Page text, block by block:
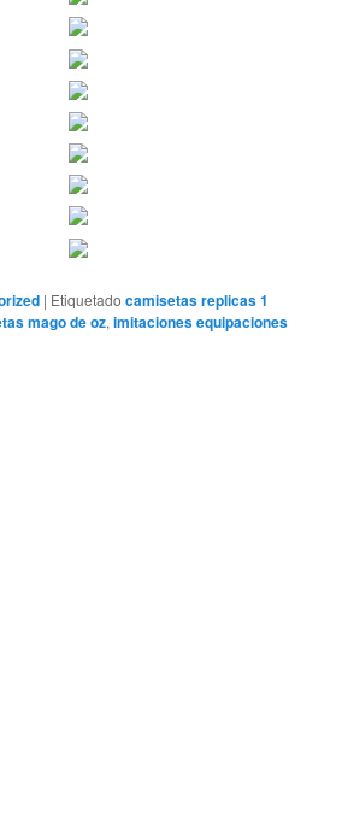
| Etiquetado camisetas replicas 1
mago de oz,imitaciones equipaciones